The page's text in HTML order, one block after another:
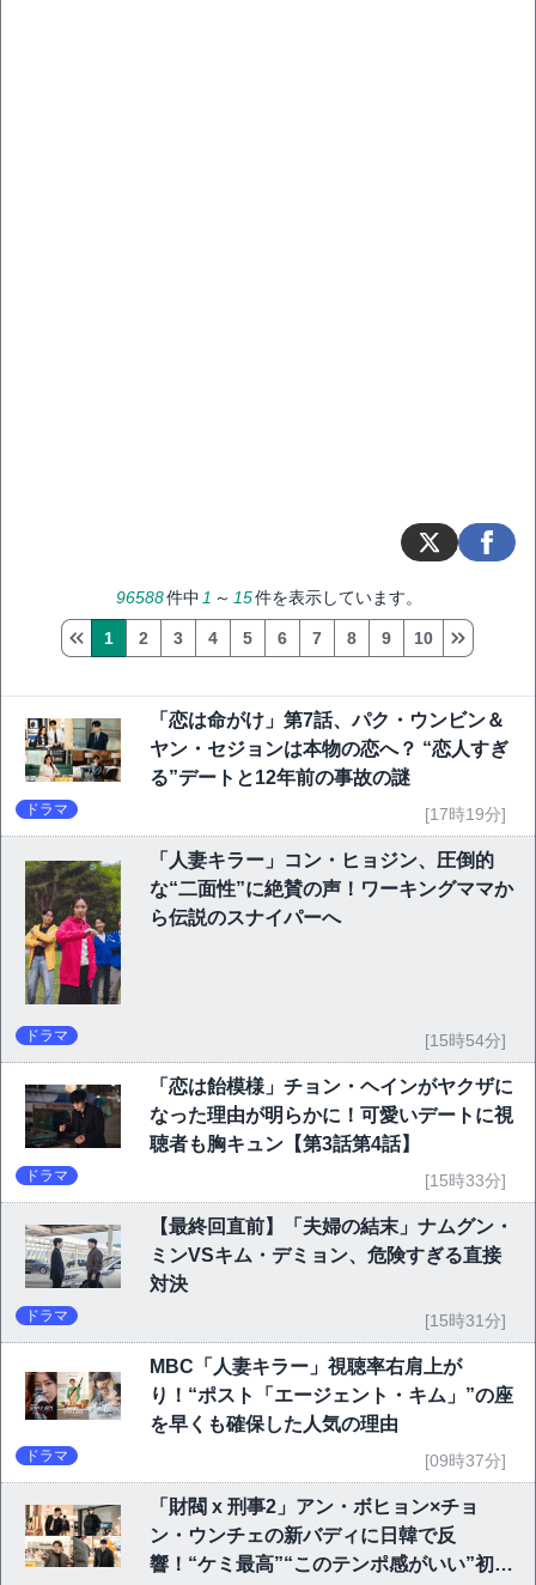
96588件中1 ～ 15件を表示しています。
1 2 3 4 5 6 7 8 9 10
「恋は命がけ」第7話、パク・ウンビン＆
ヤン・セジョンは本物の恋へ？ “恋人すぎ
る”デートと12年前の事故の謎
ドラマ [17時19分]
「人妻キラー」コン・ヒョジン、圧倒的
な“二面性”に絶賛の声！ワーキングママか
ら伝説のスナイパーへ
ドラマ [15時54分]
「恋は飴模様」チョン・ヘインがヤクザに
なった理由が明らかに！可愛いデートに視
聴者も胸キュン【第3話第4話】
ドラマ [15時33分]
【最終回直前】「夫婦の結末」ナムグン・
ミンVSキム・デミョン、危険すぎる直接
対決
ドラマ [15時31分]
MBC「人妻キラー」視聴率右肩上が
り！“ポスト「エージェント・キム」”の座
を早くも確保した人気の理由
ドラマ [09時37分]
「財閥 x 刑事2」アン・ボヒョン×チョ
ン・ウンチェの新バディに日韓で反
響！“ケミ最高”“このテンポ感がいい”初回